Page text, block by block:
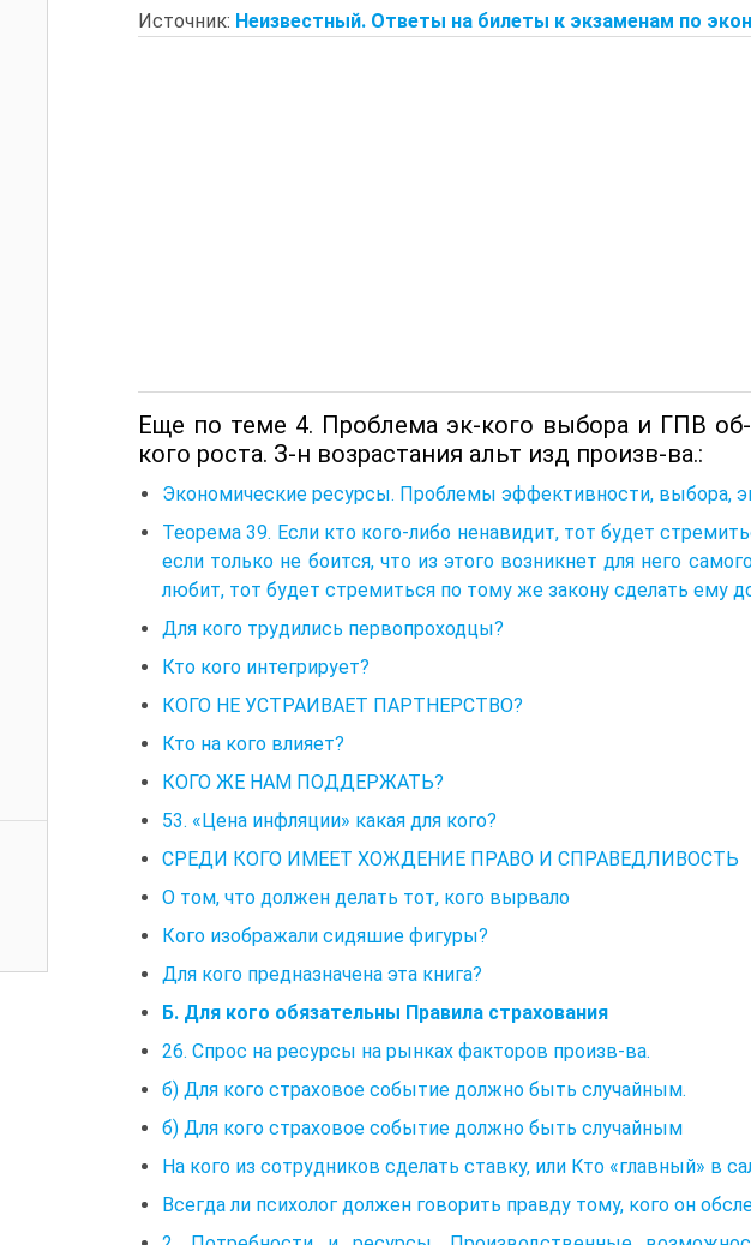
Источник: Неизвестный. Ответы на билеты к экзаменам по
Еще по теме 4. Проблема эк-кого выбора и ГПВ
кого роста. З-н возрастания альт изд произв-ва.:
Экономические ресурсы. Проблемы эффективности, выбора,
Теорема 39. Если кто кого-либо ненавидит, тот будет
если только не боится, что из этого возникнет для него
любит, тот будет стремиться по тому же закону сделать ему
Для кого трудились первопроходцы?
Кто кого интегрирует?
КОГО НЕ УСТРАИВАЕТ ПАРТНЕРСТВО?
Кто на кого влияет?
КОГО ЖЕ НАМ ПОДДЕРЖАТЬ?
53. «Цена инфляции» какая для кого?
СРЕДИ КОГО ИМЕЕТ ХОЖДЕНИЕ ПРАВО И СПРАВЕДЛИВОСТЬ
О том, что должен делать тот, кого вырвало
Кого изображали сидяшие фигуры?
Для кого предназначена эта книга?
Б. Для кого обязательны Правила страхования
26. Спрос на ресурсы на рынках факторов произв-ва.
б) Для кого страховое событие должно быть случайным.
б) Для кого страховое событие должно быть случайным
На кого из сотрудников сделать ставку, или Кто «главный» в
Всегда ли психолог должен говорить правду тому, кого он